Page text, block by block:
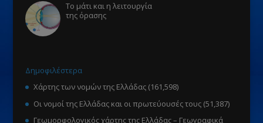
Το μάτι και η λειτουργία
της όρασης
Δημοφιλέστερα
Χάρτης των νομών της Ελλάδας (161,598)
Οι νομοί της Ελλάδας και οι πρωτεύουσές τους (51,387)
Γεωμορφολογικός χάρτης της Ελλάδας – Γεωγραφικά